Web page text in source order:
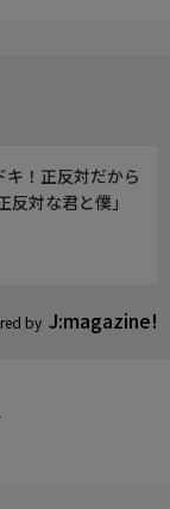
by J:magazine!
！正反対だから
対な君と僕」